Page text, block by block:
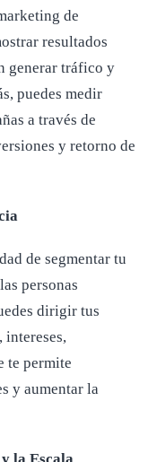
de
resultados
generar tráfico y
puedes medir
a través de
y retorno de
de segmentar tu
personas
dirigir tus
intereses,
te permite
y aumentar la